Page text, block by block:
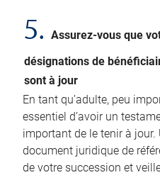
5. Assurez-vous que
désignations de
sont à jour
En tant qu’adulte, peu
essentiel d’avoir un
important de le tenir à
document juridique de
de votre succession et